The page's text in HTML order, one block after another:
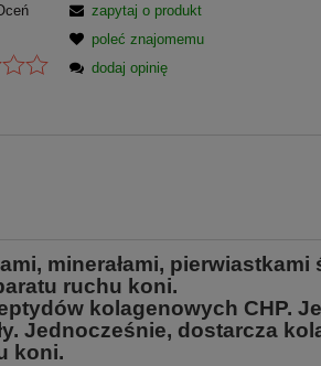
zapytaj o produkt
poleć znajomemu
dodaj opinię
minerałami, pierwiastkami
ruchu koni.
kolagenowych CHP.
Jednocześnie, dostarcza
koni.